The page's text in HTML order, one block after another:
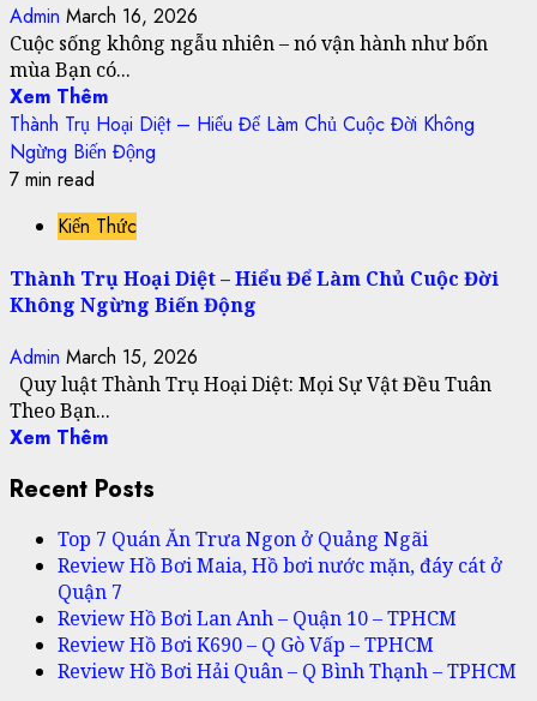
Admin March 16, 2026
Cuộc sống không ngẫu nhiên – nó vận hành như bốn
mùa Bạn có...
Xem Thêm
Thành Trụ Hoại Diệt – Hiểu Để Làm Chủ Cuộc Đời Không
Ngừng Biến Động
7 min read
Kiến Thức
Thành Trụ Hoại Diệt – Hiểu Để Làm Chủ Cuộc Đời
Không Ngừng Biến Động
Admin March 15, 2026
Quy luật Thành Trụ Hoại Diệt: Mọi Sự Vật Đều Tuân
Theo Bạn...
Xem Thêm
Recent Posts
Top 7 Quán Ăn Trưa Ngon ở Quảng Ngãi
Review Hồ Bơi Maia, Hồ bơi nước mặn, đáy cát ở
Quận 7
Review Hồ Bơi Lan Anh – Quận 10 – TPHCM
Review Hồ Bơi K690 – Q Gò Vấp – TPHCM
Review Hồ Bơi Hải Quân – Q Bình Thạnh – TPHCM